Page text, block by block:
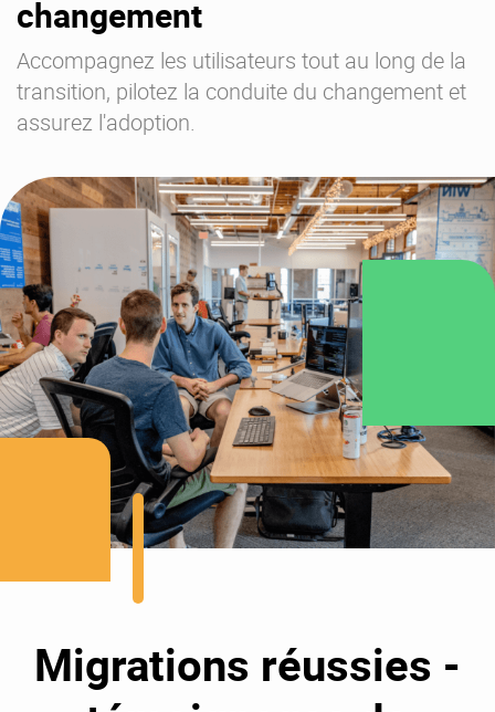
changement
Accompagnez les utilisateurs tout au long de la
transition, pilotez la conduite du changement et
assurez l'adoption.
Migrations réussies -